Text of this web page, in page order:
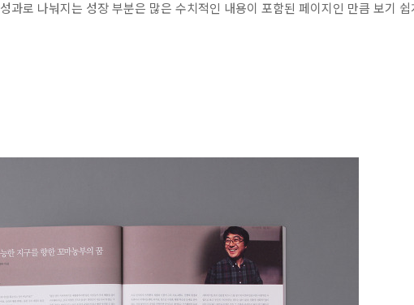
과로 나눠지는 성장 부분은 많은 수치적인 내용이 포함된 페이지인 만큼 보기